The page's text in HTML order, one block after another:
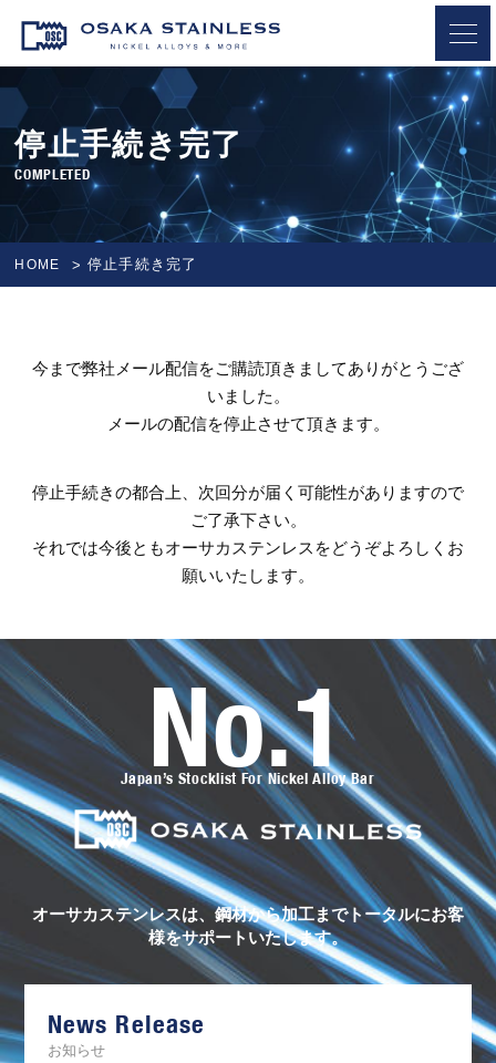
OSAKA STAINLESS
停止手続き完了
COMPLETED
HOME 停止手続き完了
今まで弊社メール配信をご購読頂きましてありがとうござ
いました。
メールの配信を停止させて頂きます。
停止手続きの都合上、次回分が届く可能性がありますので
ご了承下さい。
それでは今後ともオーサカステンレスをどうぞよろしくお
願いいたします。
オ
ー
カ
ス
テ
ン
レ
ス
の
ト
ル
ー
No.1
Japan’s Stocklist For Nickel Alloy Bar
オーサカステンレスは、鋼材から加工までトータルにお客
様をサポートいたします。
News Release
お知らせ